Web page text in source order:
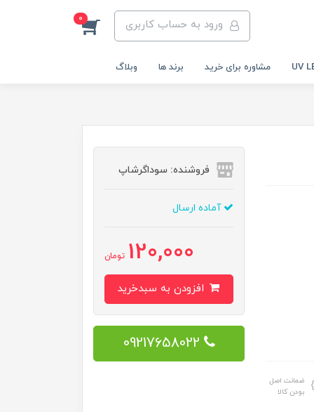
ورود به حساب کاربری 0
مشاوره برای خرید برند ها وبلاگ
ضمانت اصل
بودن کالا
فروشنده: سوداگرشاپ
آماده ارسال
120,000 تومان
09217658022